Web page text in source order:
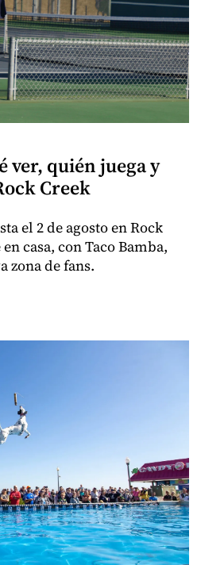
ver, quién juega y
Creek
el 2 de agosto en Rock
casa, con Taco Bamba,
zona de fans.